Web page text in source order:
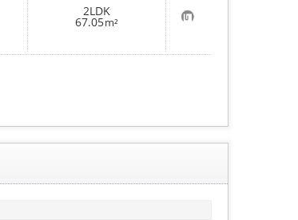
2LDK
67.05m² お
気
に
入